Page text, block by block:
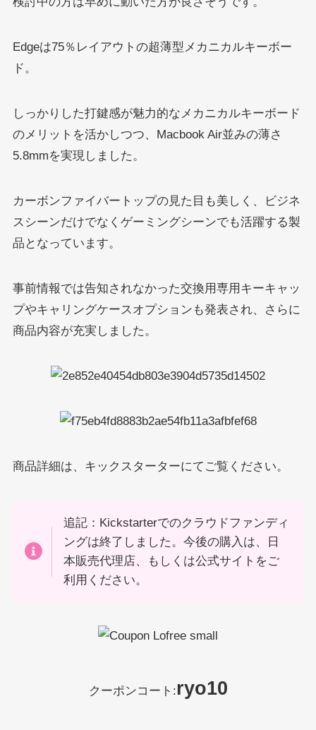
Edgeは75％レイアウトの超薄型メカニカルキーボー
ド。
しっかりした打鍵感が魅力的なメカニカルキーボード
のメリットを活かしつつ、Macbook Air並みの薄さ
5.8mmを実現しました。
カーボンファイバートップの見た目も美しく、ビジネ
スシーンだけでなくゲーミングシーンでも活躍する製
品となっています。
事前情報では告知されなかった交換用専用キーキャッ
プやキャリングケースオプションも発表され、さらに
商品内容が充実しました。
商品詳細は、キックスターターにてご覧ください。
追記：Kickstarterでのクラウドファンディ
ングは終了しました。今後の購入は、日
本販売代理店、もしくは公式サイトをご
利用ください。
クーポンコート:ryo10